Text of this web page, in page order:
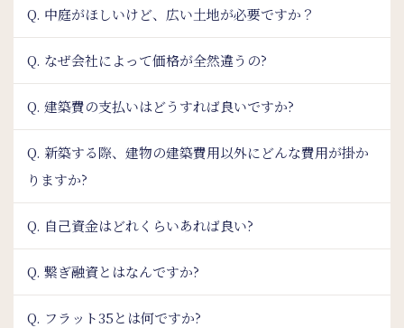
Q. 中庭がほしいけど、広い土地が必要ですか？
Q. なぜ会社によって価格が全然違うの?
Q. 建築費の支払いはどうすれば良いですか?
Q. 新築する際、建物の建築費用以外にどんな費用が掛か
りますか?
Q. 自己資金はどれくらいあれば良い?
Q. 繋ぎ融資とはなんですか?
Q. フラット35とは何ですか?